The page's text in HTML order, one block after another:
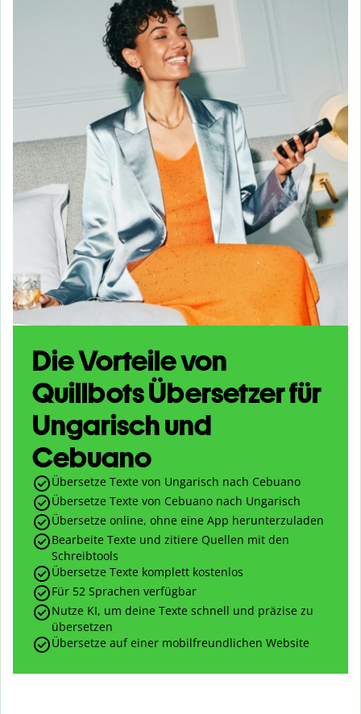
Die Vorteile von
Quillbots Übersetzer für
Ungarisch und
Cebuano
Übersetze Texte von Ungarisch nach Cebuano
Übersetze Texte von Cebuano nach Ungarisch
Übersetze online, ohne eine App herunterzuladen
Bearbeite Texte und zitiere Quellen mit den
Schreibtools
Übersetze Texte komplett kostenlos
Für 52 Sprachen verfügbar
Nutze KI, um deine Texte schnell und präzise zu
übersetzen
Übersetze auf einer mobilfreundlichen Website